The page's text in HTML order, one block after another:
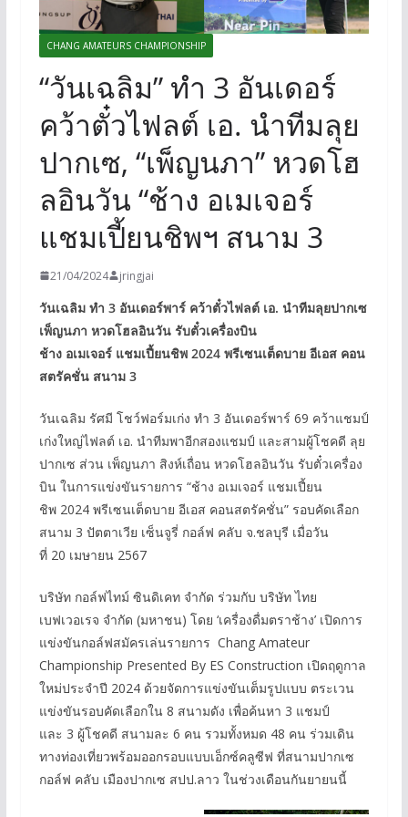
CHANG AMATEURS CHAMPIONSHIP
“วันเฉลิม” ทำ 3 อันเดอร์
คว้าตั๋วไฟลต์ เอ. นำทีมลุย
ปากเซ, “เพ็ญนภา” หวดโฮ
ลอินวัน “ช้าง อเมเจอร์
แชมเปี้ยนชิพฯ สนาม 3
21/04/2024 jringjai
วันเฉลิม ทำ 3 อันเดอร์พาร์ คว้าตั๋วไฟลต์ เอ. นำทีมลุยปากเซ
เพ็ญนภา หวดโฮลอินวัน รับตั๋วเครื่องบิน
ช้าง อเมเจอร์ แชมเปี้ยนชิพ 2024 พรีเซนเต็ดบาย อีเอส คอน
สตรัคชั่น สนาม 3
วันเฉลิม รัศมี โชว์ฟอร์มเก่ง ทำ 3 อันเดอร์พาร์ 69 คว้าแชมป์
เก่งใหญ่ไฟลต์ เอ. นำทีมพาอีกสองแชมป์ และสามผู้โชคดี ลุย
ปากเซ ส่วน เพ็ญนภา สิงห์เถื่อน หวดโฮลอินวัน รับตั๋วเครื่อง
บิน ในการแข่งขันรายการ “ช้าง อเมเจอร์ แชมเปี้ยน
ชิพ 2024 พรีเซนเต็ดบาย อีเอส คอนสตรัคชั่น” รอบคัดเลือก
สนาม 3 ปัตตาเวีย เซ็นจูรี่ กอล์ฟ คลับ จ.ชลบุรี เมื่อวัน
ที่ 20 เมษายน 2567
บริษัท กอล์ฟไทม์ ซินดิเคท จำกัด ร่วมกับ บริษัท ไทย
เบฟเวอเรจ จำกัด (มหาชน) โดย ‘เครื่องดื่มตราช้าง’ เปิดการ
แข่งขันกอล์ฟสมัครเล่นรายการ Chang Amateur
Championship Presented By ES Construction เปิดฤดูกาล
ใหม่ประจำปี 2024 ด้วยจัดการแข่งขันเต็มรูปแบบ ตระเวน
แข่งขันรอบคัดเลือกใน 8 สนามดัง เพื่อค้นหา 3 แชมป์
และ 3 ผู้โชคดี สนามละ 6 คน รวมทั้งหมด 48 คน ร่วมเดิน
ทางท่องเที่ยวพร้อมออกรอบแบบเอ็กซ์คลูซีฟ ที่สนามปากเซ
กอล์ฟ คลับ เมืองปากเซ สปป.ลาว ในช่วงเดือนกันยายนนี้